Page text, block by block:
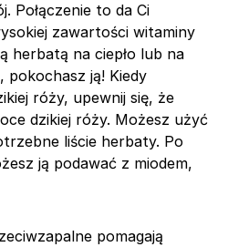
Połączenie to da Ci
zawartości witaminy
herbatą na ciepło lub na
pokochasz ją! Kiedy
róży, upewnij się, że
dzikiej róży. Możesz użyć
liście herbaty. Po
ją podawać z miodem,
pomagają